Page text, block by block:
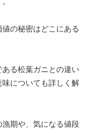
の秘密はどこにある
る松葉ガニとの違い
についても詳しく解
期や、気になる値段